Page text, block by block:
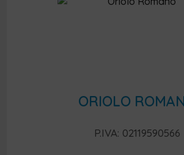
ORIOLO
P.IVA: 02119590566